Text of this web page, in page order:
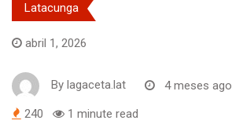
Latacunga
abril 1, 2026
By lagaceta.lat 4 meses ago
240 1 minute read